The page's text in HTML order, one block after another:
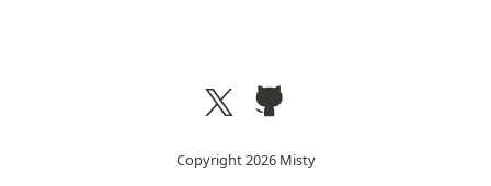
Copyright2026 Misty